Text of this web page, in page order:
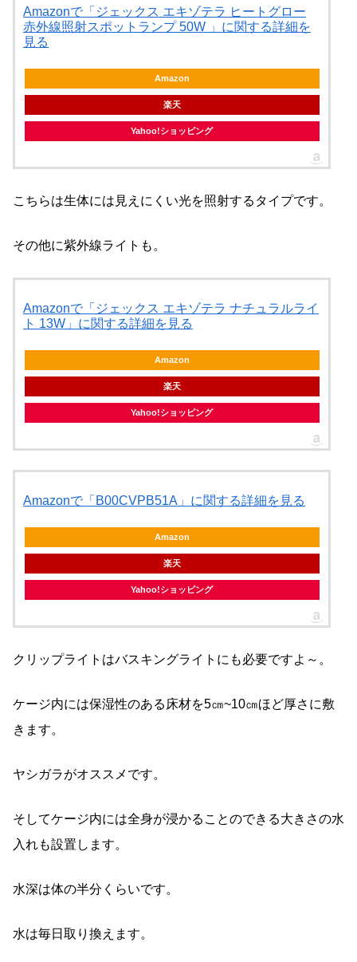
Amazonで「ジェックス エキゾテラ ヒートグロー
赤外線照射スポットランプ 50W 」に関する詳細を
見る
Amazon
楽天
Yahoo!ショッピング
こちらは生体には見えにくい光を照射するタイプです。
その他に紫外線ライトも。
Amazonで「ジェックス エキゾテラ ナチュラルライ
ト 13W」に関する詳細を見る
Amazon
楽天
Yahoo!ショッピング
Amazonで「B00CVPB51A」に関する詳細を見る
Amazon
楽天
Yahoo!ショッピング
クリップライトはバスキングライトにも必要ですよ～。
ケージ内には保湿性のある床材を5㎝~10㎝ほど厚さに敷
きます。
ヤシガラがオススメです。
そしてケージ内には全身が浸かることのできる大きさの水
入れも設置します。
水深は体の半分くらいです。
水は毎日取り換えます。